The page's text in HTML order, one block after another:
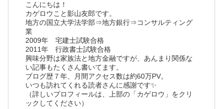
こんにちは！
カゲロウこと影山友郎です。
地方の国立大学法学部⇒地方銀行⇒コンサルティング
業
2009年 宅建士試験合格
2011年 行政書士試験合格
興味分野は家族法と地方金融ですが、あんまり関係な
い記事もたくさん書いてます。
ブログ歴７年、月間アクセス数は約60万PV。
いつも訪れてくれる読者さんに感謝です✨
（詳しいプロフィールは、上部の「カゲロウ」をクリ
ックしてください）